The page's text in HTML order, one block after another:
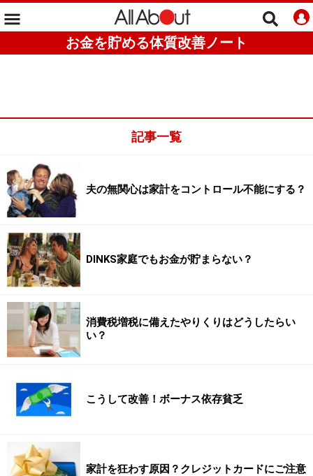
お金を貯める体質改善ノート
記事一覧
夫の無関心は家計をコントロール不能にする？
DINKS家庭でもお金が貯まらない？
消費税増税に備えたやりくりはどうしたらい
い？
こうして改善！ボーナス依存貧乏
家計を狂わす原因？クレジットカードにご注意